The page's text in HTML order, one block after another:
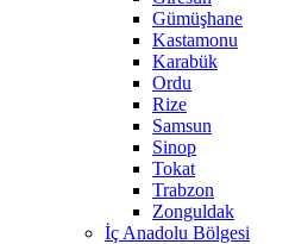
Gümüşhane
Kastamonu
Karabük
Ordu
Rize
Samsun
Sinop
Tokat
Trabzon
Zonguldak
İç Anadolu Bölgesi